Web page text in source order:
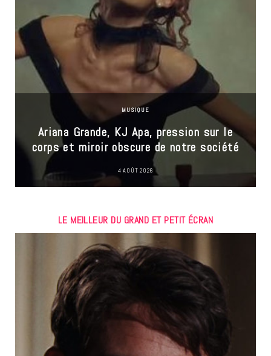
MUSIQUE
Ariana Grande, KJ Apa, pression sur le
corps et miroir obscure de notre société
4 AOÛT 2026
LE MEILLEUR DU GRAND ET PETIT ÉCRAN